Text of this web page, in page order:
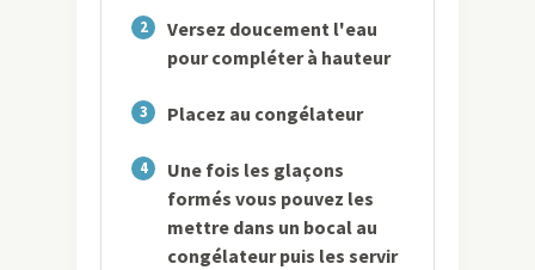
2
Versez doucement l'eau
pour compléter à hauteur
3 Placez au congélateur
4
Une fois les glaçons
formés vous pouvez les
mettre dans un bocal au
congélateur puis les servir